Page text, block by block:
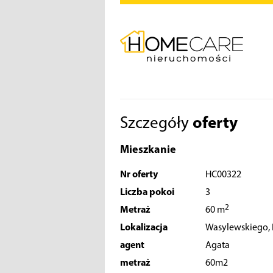
Szczegóły oferty
Mieszkanie
Nr oferty
HC00322
Liczba pokoi
3
Metraż
60 m2
Lokalizacja
Wasylewskiego,
agent
Agata
metraż
60m2